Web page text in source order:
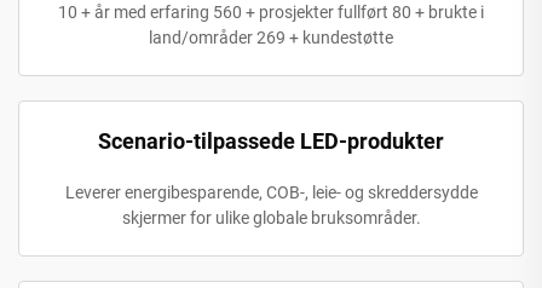
10 + år med erfaring 560 + prosjekter fullført 80 + brukte i
land/områder 269 + kundestøtte
Scenario-tilpassede LED-produkter
Leverer energibesparende, COB-, leie- og skreddersydde
skjermer for ulike globale bruksområder.